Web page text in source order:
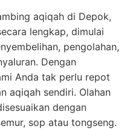
aqiqah di Depok,
lengkap, dimulai
pengolahan,
Dengan
Anda tak perlu repot
aqiqah sendiri. Olahan
dengan
sop atau tongseng.